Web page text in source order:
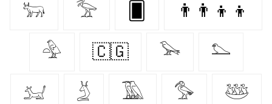
𓃒 𓅡 👨‍👨‍👦‍👦
𓅲 🇨🇬 𓅨 𓅌
𓃫 𓄄 𓅀 𓅜 𓅸